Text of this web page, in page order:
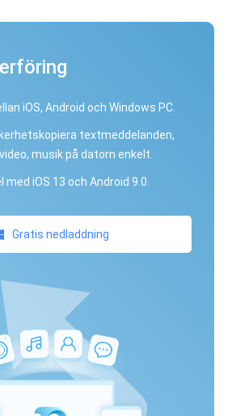
iOS, Android och Windows PC.
textmeddelanden,
musik på datorn enkelt.
med iOS 13 och Android 9.0.
Gratis nedladdning